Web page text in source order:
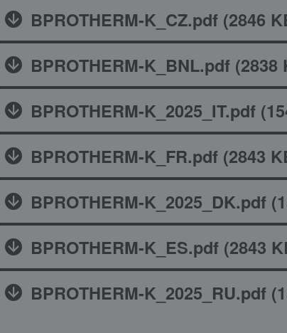
BPROTHERM-K_CZ.pdf(2846
BPROTHERM-K_BNL.pdf(2838
BPROTHERM-K_2025_IT.pdf(
BPROTHERM-K_FR.pdf(2843
BPROTHERM-K_2025_DK.pdf(
BPROTHERM-K_ES.pdf(2843
BPROTHERM-K_2025_RU.pdf(